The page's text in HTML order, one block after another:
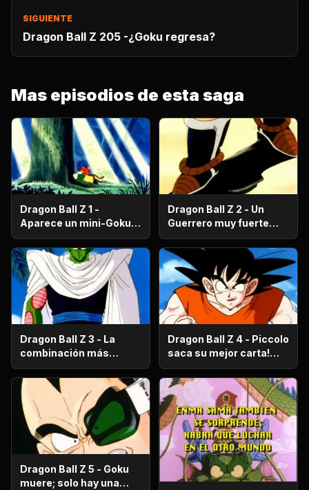
SIGUIENTE
Dragon Ball Z 205 -¿Goku regresa?
Mas episodios de esta saga
Dragon Ball Z 1 -
Aparece un mini-Goku,
su nombre es Gohan.
Dragon Ball Z 2 - Un
Guerrero muy fuerte
con antecedentes
históricos; se trata del
hermano mayor de
Goku.
Dragon Ball Z 3 - La
combinación más
fuerte de este Mundo.
Dragon Ball Z 4 - Piccolo
saca su mejor carta!
Gohan, un niño llorón.
Dragon Ball Z 5 - Goku
muere; solo hay una